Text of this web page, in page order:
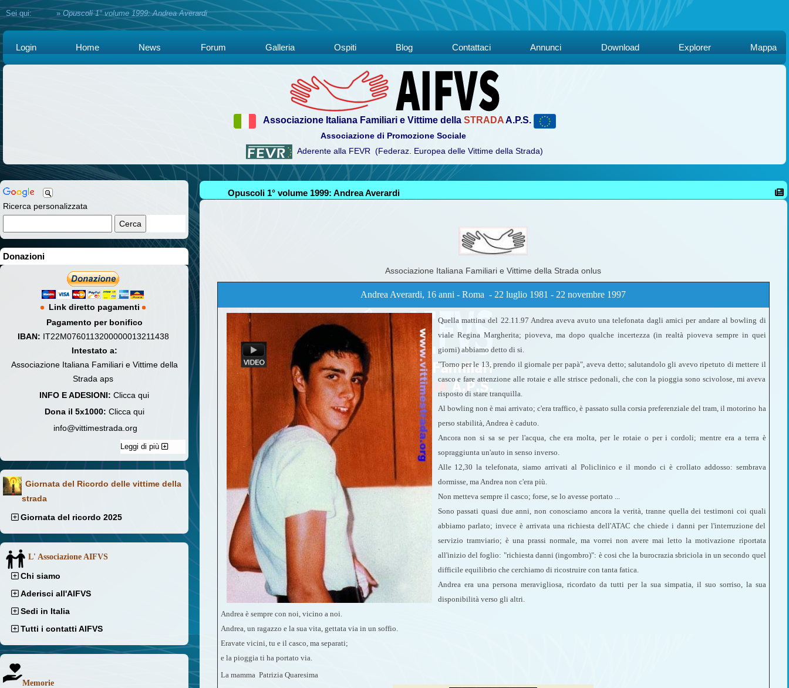
Sei qui:Home »Opuscoli 1° volume 1999: Andrea Averardi
Login Home News Forum Galleria Ospiti Blog Contattaci Annunci Download Explorer Mappa
Associazione Italiana Familiari e Vittime della STRADAA.P.S.
Associazione di Promozione Sociale
Aderente alla FEVR (Federaz. Europea delle Vittime della Strada)
Ricerca personalizzata
Donazioni
Link diretto pagamenti
Pagamento per bonifico
IBAN: IT22M0760113200000013211438
Intestato a:
Associazione Italiana Familiari e Vittime della
Strada aps
INFO E ADESIONI: Clicca qui
Dona il 5x1000: Clicca qui
info@vittimestrada.org
Leggi di più
Giornata del Ricordo delle vittime della
strada
Giornata del ricordo 2025
L' Associazione AIFVS
Chi siamo
Aderisci all'AIFVS
Sedi in Italia
Tutti i contatti AIFVS
Memorie
Opuscoli 1° volume 1999: Andrea Averardi
Associazione Italiana Familiari e Vittime della Strada onlus
Andrea Averardi, 16 anni - Roma - 22 luglio 1981 - 22 novembre 1997
Quella mattina del 22.11.97 Andrea aveva avuto una telefonata dagli amici per andare al bowling di
viale Regina Margherita; pioveva, ma dopo qualche incertezza (in realtà pioveva sempre in quei
giorni) abbiamo detto di si.
"Torno per le 13, prendo il giornale per papà", aveva detto; salutandolo gli avevo ripetuto di mettere il
casco e fare attenzione alle rotaie e alle strisce pedonali, che con la pioggia sono scivolose, mi aveva
risposto di stare tranquilla.
Al bowling non è mai arrivato; c'era traffico, è passato sulla corsia preferenziale del tram, il motorino ha
perso stabilità, Andrea è caduto.
Ancora non si sa se per l'acqua, che era molta, per le rotaie o per i cordoli; mentre era a terra è
sopraggiunta un'auto in senso inverso.
Alle 12,30 la telefonata, siamo arrivati al Policlinico e il mondo ci è crollato addosso: sembrava
dormisse, ma Andrea non c'era più.
Non metteva sempre il casco; forse, se lo avesse portato ...
Sono passati quasi due anni, non conosciamo ancora la verità, tranne quella dei testimoni coi quali
abbiamo parlato; invece è arrivata una richiesta dell'ATAC che chiede i danni per l'interruzione del
servizio tramviario; è una prassi normale, ma vorrei non avere mai letto la motivazione riportata
all'inizio del foglio: "richiesta danni (ingombro)": è cosi che la burocrazia sbriciola in un secondo quel
difficile equilibrio che cerchiamo di ricostruire con tanta fatica.
Andrea era una persona meravigliosa, ricordato da tutti per la sua simpatia, il suo sorriso, la sua
disponibilità verso gli altri.
Andrea è sempre con noi, vicino a noi.
Andrea, un ragazzo e la sua vita, gettata via in un soffio.
Eravate vicini, tu e il casco, ma separati;
e la pioggia ti ha portato via.
La mamma Patrizia Quaresima